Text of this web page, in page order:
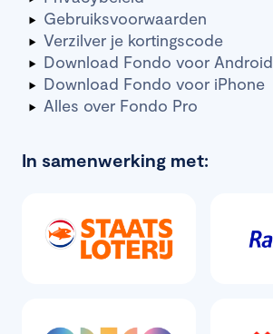
Gebruiksvoorwaarden
Verzilver je kortingscode
Download Fondo voor Android
Download Fondo voor iPhone
Alles over Fondo Pro
In samenwerking met: